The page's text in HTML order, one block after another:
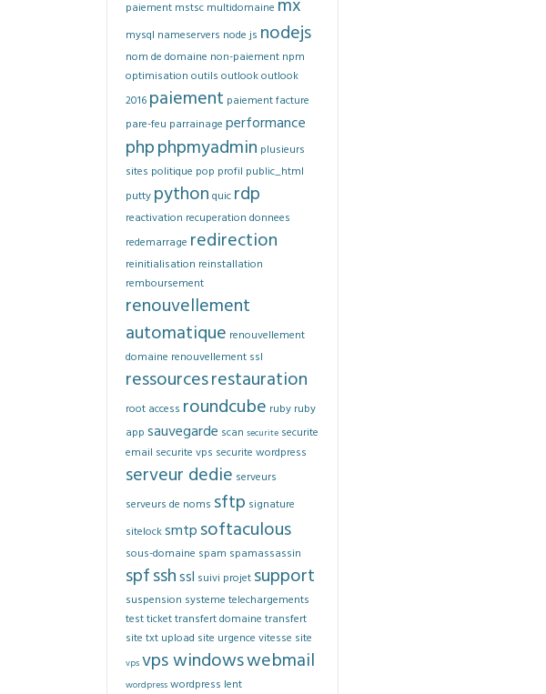
paiement mstsc multidomaine
mysql nameservers node js nodejs
nom de domaine non-paiement npm
optimisation outils outlookoutlook
2016 paiement paiement facture
pare-feu parrainage performance
phpphpmyadmin plusieurs
sites politique pop profil public_html
putty python quic rdp
reactivation recuperation donnees
redemarrage redirection
reinitialisation reinstallation
remboursement
renouvellement
automatique renouvellement
domaine renouvellement ssl
ressourcesrestauration
root access roundcube ruby ruby
app sauvegarde scan securite securite
email securite vps securite wordpress
serveur dedie serveurs
serveurs de noms sftp signature
sitelocksmtpsoftaculous
sous-domaine spam spamassassin
spfsshssl suivi projet support
suspension systeme telechargements
testtickettransfert domaine transfert
site txt upload site urgence vitesse site
vpsvps windowswebmail
wordpresswordpress lent